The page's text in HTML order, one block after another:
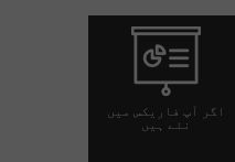
اگر آپ فاریکس میں
نئے ہیں